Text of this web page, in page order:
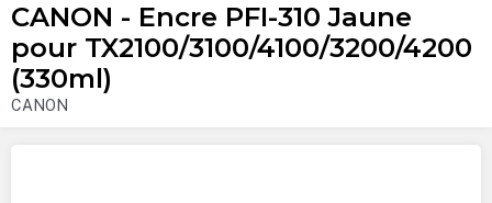
CANON - Encre PFI-310 Jaune
pour TX2100/3100/4100/3200/4200
(330ml)
CANON